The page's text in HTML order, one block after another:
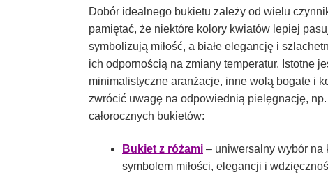
Dobór idealnego bukietu zależy od wielu
pamiętać, że niektóre kolory kwiatów lepiej
symbolizują miłość, a białe elegancję i
ich odpornością na zmiany temperatur. Istotne
minimalistyczne aranżacje, inne wolą bogate i
zwrócić uwagę na odpowiednią pielęgnację,
całorocznych bukietów:
Bukiet z różami – uniwersalny wybór na
symbolem miłości, elegancji i